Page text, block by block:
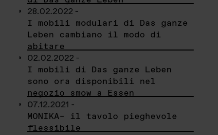
28.02.2022 -
I mobili modulari di Das ganze
Leben cambiano il modo di
abitare
02.02.2022 -
I mobili di Das ganze Leben
sono ora disponibili nel
negozio smow a Essen
07.12.2021 -
MONIKA– il tavolo pieghevole
flessibile